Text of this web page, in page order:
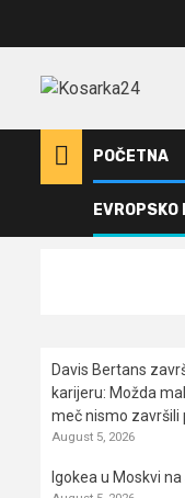
POČETNA
Uncategorized
Davis Bertans
karijeru: Možda
meč nismo završili
August 5, 2026
Igokea u Moskvi